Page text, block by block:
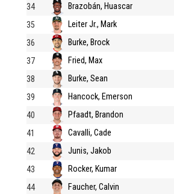
34 Brazobán, Huascar
35 Leiter Jr., Mark
36 Burke, Brock
37 Fried, Max
38 Burke, Sean
39 Hancock, Emerson
40 Pfaadt, Brandon
41 Cavalli, Cade
42 Junis, Jakob
43 Rocker, Kumar
44 Faucher, Calvin